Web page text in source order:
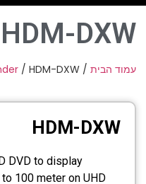
HDM-DXW
עמוד הבית /
/ HDM-DXW
HDM-DXW
DVD to display
100 meter on UHD